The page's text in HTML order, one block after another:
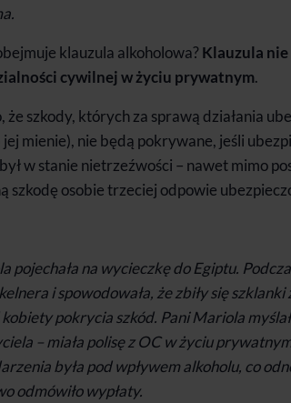
klauzula alkoholowa? Klauzula
cywilnej w życiu prywatnym.
że szkody, których za sprawą działania
mienie), nie będą pokrywane, jeśli
w stanie nietrzeźwości – nawet mimo
szkodę osobie trzeciej odpowie
pojechała na wycieczkę do Egiptu.
i spowodowała, że zbiły się
kobiety pokrycia szkód. Pani Mariola
– miała polisę z OC w życiu
była pod wpływem alkoholu, co
odmówiło wypłaty.